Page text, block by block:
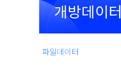
개방데이터
파일데이터